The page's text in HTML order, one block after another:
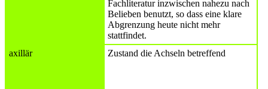
Fachliteratur inzwischen nahezu nach
Belieben benutzt, so dass eine klare
Abgrenzung heute nicht mehr
stattfindet.
axillär
Zustand die Achseln betreffend